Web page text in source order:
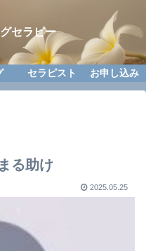
セラピー
セラピスト お申し込み
る助け
2025.05.25